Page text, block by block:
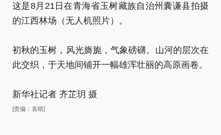
这是8月21日在青海省玉树藏族自治州囊谦县拍摄
的江西林场（无人机照片）。
初秋的玉树，风光旖旎，气象磅礴。山河的层次在
此交织，于天地间铺开一幅雄浑壮丽的高原画卷。
新华社记者 齐芷玥 摄
[责编：袁晴]